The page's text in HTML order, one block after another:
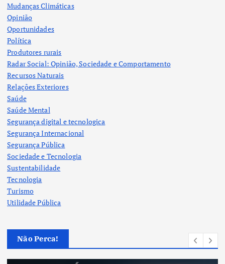
Mudanças Climáticas
Opinião
Oportunidades
Política
Produtores rurais
Radar Social: Opinião, Sociedade e Comportamento
Recursos Naturais
Relações Exteriores
Saúde
Saúde Mental
Segurança digital e tecnologica
Segurança Internacional
Segurança Pública
Sociedade e Tecnologia
Sustentabilidade
Tecnologia
Turismo
Utilidade Pública
Não Perca!